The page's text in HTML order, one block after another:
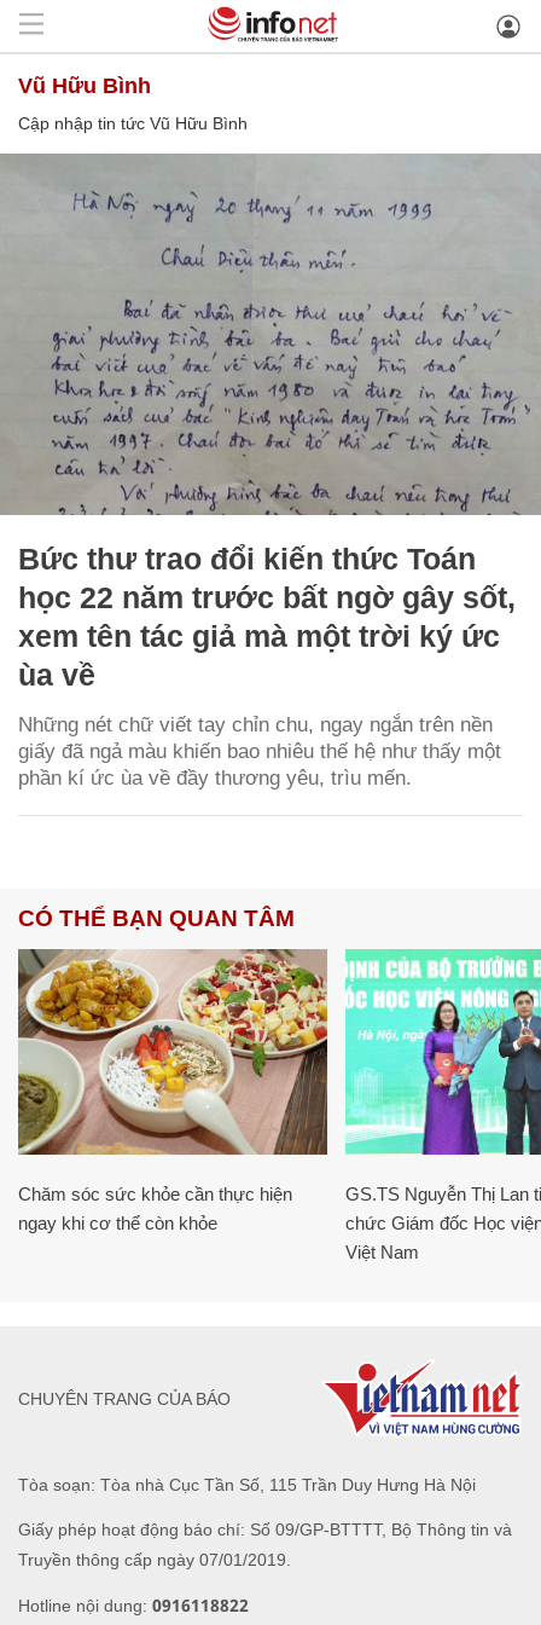
Vũ Hữu Bình
Cập nhập tin tức Vũ Hữu Bình
Bức thư trao đổi kiến thức Toán
học 22 năm trước bất ngờ gây sốt,
xem tên tác giả mà một trời ký ức
ùa về
Những nét chữ viết tay chỉn chu, ngay ngắn trên nền
giấy đã ngả màu khiến bao nhiêu thế hệ như thấy một
phần kí ức ùa về đầy thương yêu, trìu mến.
CÓ THỂ BẠN QUAN TÂM
Chăm sóc sức khỏe cần thực hiện
ngay khi cơ thể còn khỏe
GS.TS Nguyễn Thị Lan
chức Giám đốc Học
Việt Nam
Tòa soạn: Tòa nhà Cục Tần Số, 115 Trần Duy Hưng Hà Nội
Giấy phép hoạt động báo chí: Số 09/GP-BTTTT, Bộ Thông tin và
Truyền thông cấp ngày 07/01/2019.
Hotline nội dung: 0916118822
CHUYÊN TRANG CỦA BÁO